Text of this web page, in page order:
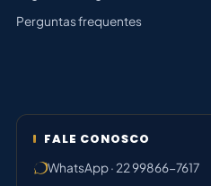
Perguntas frequentes
FALE CONOSCO
WhatsApp · 22 99866-7617